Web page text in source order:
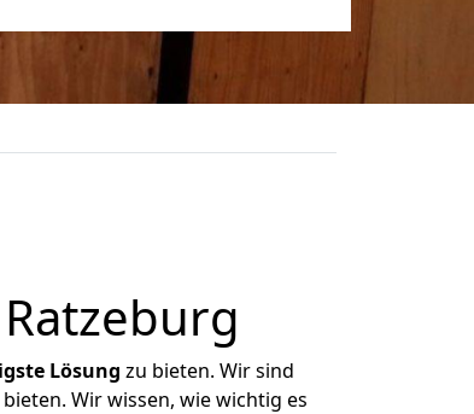
Lösung zu bieten. Wir sind
Wir wissen, wie wichtig es